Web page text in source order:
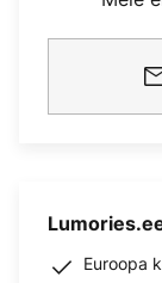
Euroopa